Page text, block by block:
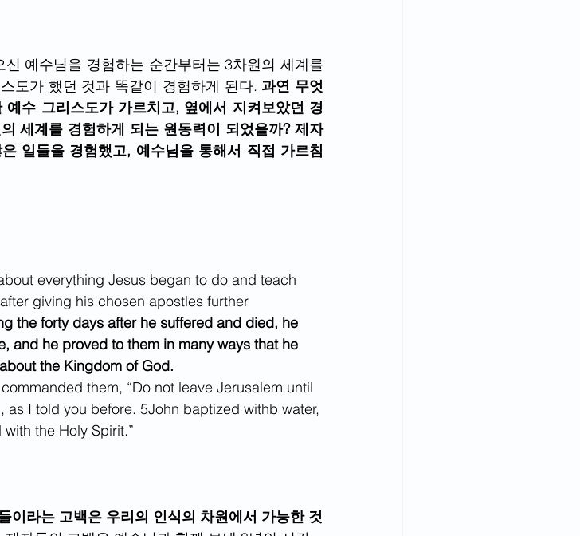
예수님을 경험하는 순간부터는 3차원의 세계를
도가 했던 것과 똑같이 경험하게 된다. 과연 무엇
수 그리스도가 가르치고, 옆에서 지켜보았던 경
세계를 경험하게 되는 원동력이 되었을까? 제자
일들을 경험했고, 예수님을 통해서 직접 가르침
everything Jesus began to do and teach
giving his chosen apostles further
the forty days after he suffered and died, he
and he proved to them in many ways that he
the Kingdom of God.
them, “Do not leave Jerusalem until
as I told you before. 5John baptized withb water,
the Holy Spirit.”
이라는 고백은 우리의 인식의 차원에서 가능한 것